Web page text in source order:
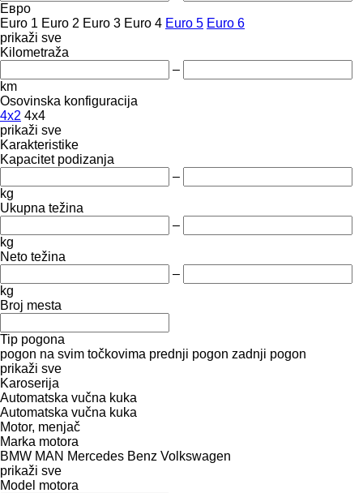
Евро
Euro 1 Euro 2 Euro 3 Euro 4 Euro 5 Euro 6
prikaži sve
Kilometraža
–
km
Osovinska konfiguracija
4x2 4x4
prikaži sve
Karakteristike
Kapacitet podizanja
–
kg
Ukupna težina
–
kg
Neto težina
–
kg
Broj mesta
Tip pogona
pogon na svim točkovima prednji pogon zadnji pogon
prikaži sve
Karoserija
Automatska vučna kuka
Automatska vučna kuka
Motor, menjač
Marka motora
BMW MAN Mercedes Benz Volkswagen
prikaži sve
Model motora